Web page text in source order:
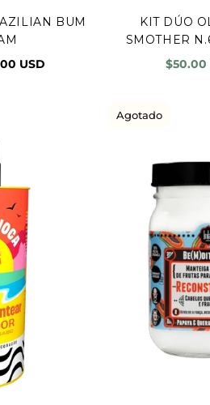
BUM
USD
KIT DÚO
SMOTHER
$50.00
Agotado